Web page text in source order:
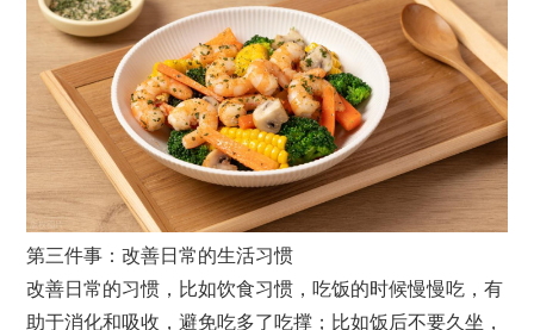
第三件事：改善日常的生活习惯
改善日常的习惯，比如饮食习惯，吃饭的时候慢慢吃，有
助于消化和吸收，避免吃多了吃撑；比如饭后不要久坐，